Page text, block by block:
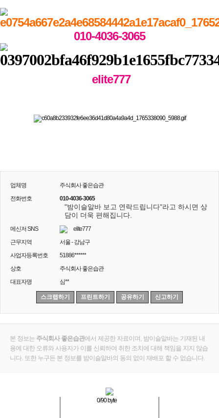
010-4036-3065
elite777
업체명
주식회사 좋은습관
전화번호
010-4036-3065
"밤이슬알바 보고 연락드립니다"라고 하시면 상
담이 더욱 편해집니다.
메신저 SNS
elite777
근무지역
서울 - 강남구
사업자등록번호
51886******
상호
주식회사 좋은습관
대표자명
심**
스크랩하기 프린트하기 공유하기 신고하기
본 정보는 주식회사 좋은습관에서 제공한 자료이며, 밤이슬알바는 기재된 내
용에 대한 오류와 사용자가 이를 신뢰하여 취한 조치에 대해 책임을 지지 않습
니다. 또한 누구든 본 정보를 밤이슬알바의 동의 없이 재배포 할 수 없습니다.
0/90 byte